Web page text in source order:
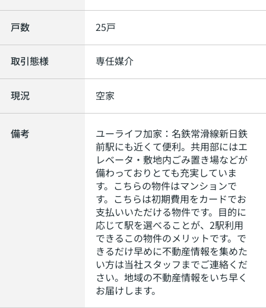
戸数 25戸
取引態様 専任媒介
現況 空家
備考
ユーライフ加家：名鉄常滑線新日鉄
前駅にも近くて便利。共用部にはエ
レベータ・敷地内ごみ置き場などが
備わっておりとても充実していま
す。こちらの物件はマンションで
す。こちらは初期費用をカードでお
支払いいただける物件です。目的に
応じて駅を選べることが、2駅利用
できるこの物件のメリットです。で
きるだけ早めに不動産情報を集めた
い方は当社スタッフまでご連絡くだ
さい。地域の不動産情報をいち早く
お届けします。